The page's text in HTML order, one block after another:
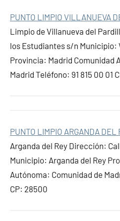
PUNTO LIMPIO VILLANUEVA
Limpio de Villanueva del
los Estudiantes s/n Municipio:
Provincia: Madrid Comunidad
Madrid Teléfono: 91 815 00 01
PUNTO LIMPIO ARGANDA DEL
Arganda del Rey Dirección:
Municipio: Arganda del Rey
Autónoma: Comunidad de
CP: 28500